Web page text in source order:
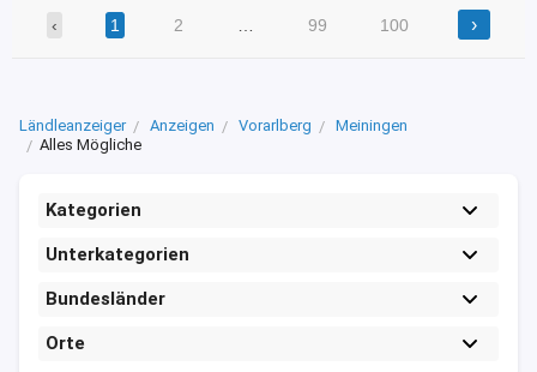
‹ 1 2 99 100 ›
Ländleanzeiger Anzeigen Vorarlberg
Meiningen
Alles Mögliche
Kategorien
Unterkategorien
Bundesländer
Orte